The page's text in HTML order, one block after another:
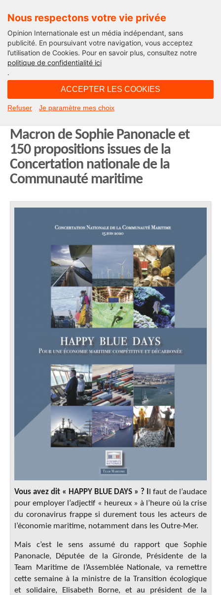
Nous respectons votre vie privée
Opinion Internationale est un média indépendant, sans
publicité. En poursuivant votre navigation, vous acceptez
l’utilisation de Cookies. Pour en savoir plus, consultez notre
politique de confidentialité ici
.
ACCEPTER LES COOKIES
Refuser Je paramètre mes choix
Rubrique bleue
Sortir de la crise par le haut : une
Macron de Sophie Panonacle et
150 propositions issues de la
Concertation nationale de la
Communauté maritime
Vous avez dit « HAPPY BLUE DAYS » ? I
l faut de l’audace
pour employer l’adjectif « heureux » à l’heure où la crise
du coronavirus frappe si durement tous les acteurs de
l’économie maritime, notamment dans les Outre-Mer.
Mais c’est le sens assumé du rapport que Sophie
Panonacle, Députée de la Gironde, Présidente de la
Team Maritime de l’Assemblée Nationale, va remettre
cette semaine à la ministre de la Transition écologique
et solidaire, Elisabeth Borne, et au président de la